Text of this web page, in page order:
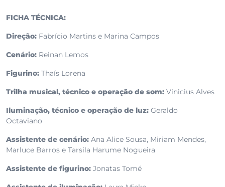
FICHA TÉCNICA:
Direção: Fabrício Martins e Marina Campos
Cenário: Reinan Lemos
Figurino: Thaís Lorena
Trilha musical, técnico e operação de som: Vinicius Alves
Iluminação, técnico e operação de luz: Geraldo
Octaviano
Assistente de cenário: Ana Alice Sousa, Miriam Mendes,
Marluce Barros e Tarsila Harume Nogueira
Assistente de figurino: Jonatas Tomé